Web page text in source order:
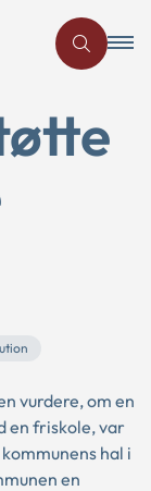
vurdere, om en
en friskole, var
hal i
en